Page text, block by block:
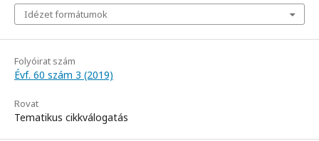
Idézet formátumok
Folyóirat szám
Évf. 60 szám 3 (2019)
Rovat
Tematikus cikkválogatás